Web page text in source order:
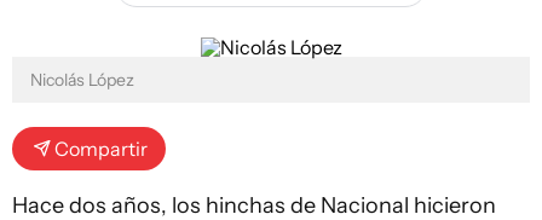
Nicolás López
Compartir
Hace dos años, los hinchas de Nacional hicieron